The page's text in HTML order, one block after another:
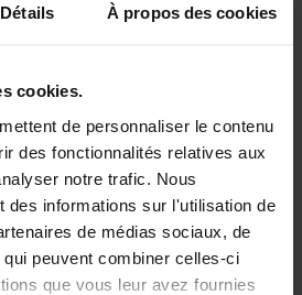
Détails À propos des cookies
cookies.
de personnaliser le contenu
des fonctionnalités relatives aux
notre trafic. Nous
des informations sur l'utilisation de
de médias sociaux, de
peuvent combiner celles-ci
que vous leur avez fournies
Offer You Can't
Van Belleghem
souple
2020 256
37,50